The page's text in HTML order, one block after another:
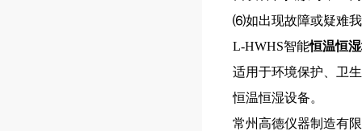
⑹如出现故障或疑难
L-HWHS智能恒温恒
适用于环境保护、卫
恒温恒湿设备。
常州高德仪器制造有